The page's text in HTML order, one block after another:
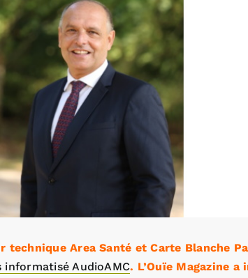
technique Area Santé et Carte Blanche
informatisé AudioAMC. L’Ouïe Magazine